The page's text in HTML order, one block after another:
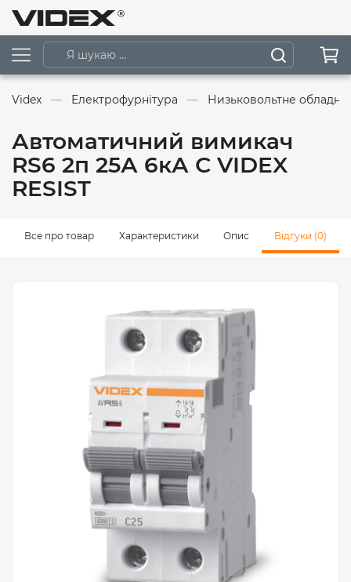
Videx Електрофурнітура Низьковольтне
Автоматичний вимикач
RS6 2п 25А 6кА С VIDEX
RESIST
Все про товар Характеристики Опис Відгуки (0)